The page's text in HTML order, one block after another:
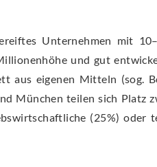
Unternehmen mit
und gut
aus eigenen Mitteln (sog.
München teilen sich Platz
(25%) oder